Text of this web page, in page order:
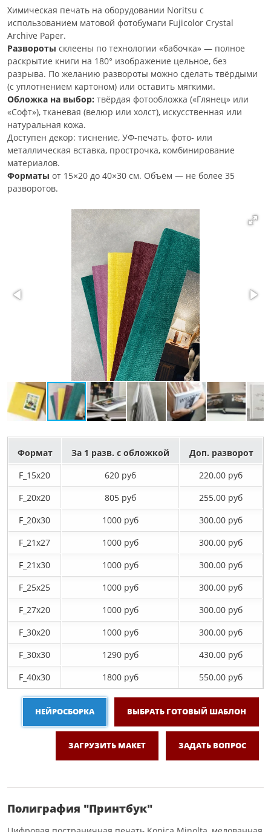
Химическая печать на оборудовании Noritsu с
использованием матовой фотобумаги Fujicolor Crystal
Archive Paper.
Развороты склеены по технологии «бабочка» — полное
раскрытие книги на 180° изображение цельное, без
разрыва. По желанию развороты можно сделать твёрдыми
(с уплотнением картоном) или оставить мягкими.
Обложка на выбор: твёрдая фотообложка («Глянец» или
«Софт»), тканевая (велюр или холст), искусственная или
натуральная кожа.
Доступен декор: тиснение, УФ-печать, фото- или
металлическая вставка, прострочка, комбинирование
материалов.
Форматы от 15×20 до 40×30 см. Объём — не более 35
разворотов.
Формат За 1 разв. с обложкой
Доп. разворот
F_15х20
620 руб
220.00 руб
F_20х20
805 руб
255.00 руб
F_20х30
1000 руб
300.00 руб
F_21х27
1000 руб
300.00 руб
F_21х30
1000 руб
300.00 руб
F_25х25
1000 руб
300.00 руб
F_27x20
1000 руб
300.00 руб
F_30х20
1000 руб
300.00 руб
F_30х30
1290 руб
430.00 руб
F_40x30
1800 руб 550.00 руб
НЕЙРОСБОРКА ВЫБРАТЬ ГОТОВЫЙ ШАБЛОН
ЗАГРУЗИТЬ МАКЕТ ЗАДАТЬ ВОПРОС
Полиграфия "Принтбук"